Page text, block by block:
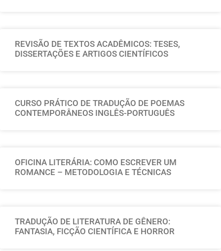
REVISÃO DE TEXTOS ACADÊMICOS: TESES,
DISSERTAÇÕES E ARTIGOS CIENTÍFICOS
CURSO PRÁTICO DE TRADUÇÃO DE POEMAS
CONTEMPORÂNEOS INGLÊS-PORTUGUÊS
OFICINA LITERÁRIA: COMO ESCREVER UM
ROMANCE – METODOLOGIA E TÉCNICAS
TRADUÇÃO DE LITERATURA DE GÊNERO:
FANTASIA, FICÇÃO CIENTÍFICA E HORROR